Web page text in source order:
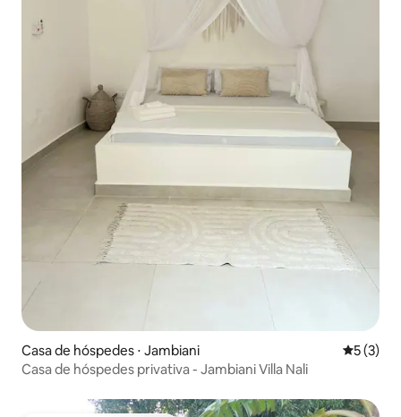
Casa de hóspedes ⋅ Jambiani 5 de
5 (3)
Casa de hóspedes privativa - Jambiani Villa Nali